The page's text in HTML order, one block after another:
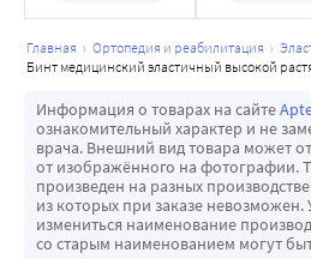
главная ортопедия и реабилитация
бинт медицинский эластичный высокой
Информация о товарах на сайте
ознакомительный характер и не
врача. Внешний вид товара может
от изображённого на фотографии.
произведен на разных
из которых при заказе невозможен.
измениться наименование
со старым наименованием могут